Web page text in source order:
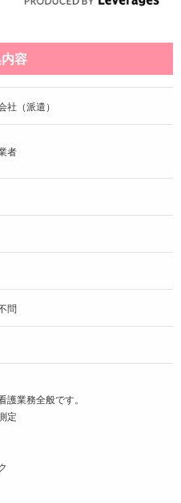
容
社（派遣）
者
問
業務全般です。
定